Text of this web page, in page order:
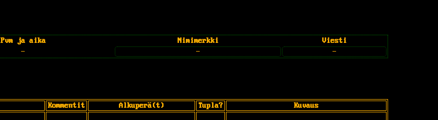
Pvm ja aika Nimimerkki
Viesti
- - -
Kommentit Alkuperä(t) Tupla? Kuvaus